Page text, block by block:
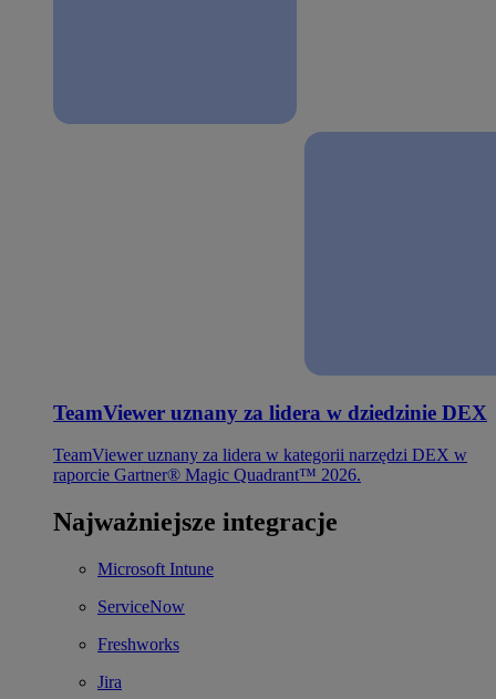
TeamViewer uznany za lidera w dziedzinie DEX
TeamViewer uznany za lidera w kategorii narzędzi DEX w
raporcie Gartner® Magic Quadrant™ 2026.
Najważniejsze integracje
Microsoft Intune
ServiceNow
Freshworks
Jira